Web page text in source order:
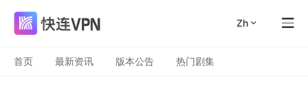
zh
首页 最新资讯 版本公告 热门剧集